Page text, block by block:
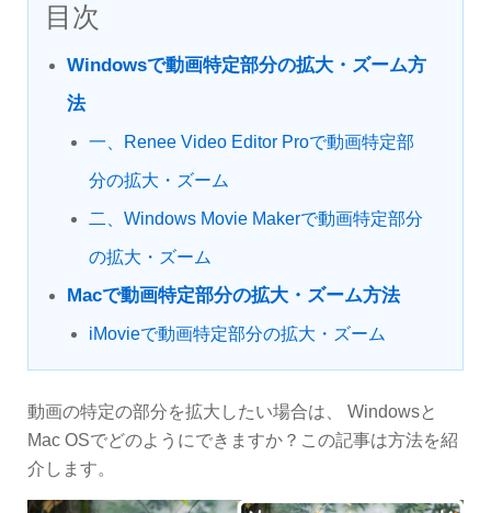
目次
Windowsで動画特定部分の拡大・ズーム方
法
一、Renee Video Editor Proで動画特定部
分の拡大・ズーム
二、Windows Movie Makerで動画特定部分
の拡大・ズーム
Macで動画特定部分の拡大・ズーム方法
iMovieで動画特定部分の拡大・ズーム
動画の特定の部分を拡大したい場合は、 Windowsと
Mac OSでどのようにできますか？この記事は方法を紹
介します。